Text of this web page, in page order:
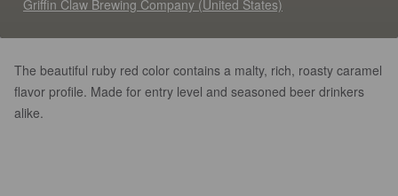
Griffin Claw Brewing Company (United States)
The beautiful ruby red color contains a malty, rich, roasty caramel
flavor profile. Made for entry level and seasoned beer drinkers
alike.